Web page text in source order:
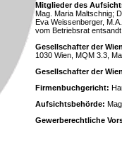
Mitglieder des
Mag. Maria Maltschnig;
Eva Weissenberger,
vom Betriebsrat
Gesellschafter der
1030 Wien, MQM 3.3,
Gesellschafter der
Firmenbuchgericht:
Aufsichtsbehörde:
Gewerberechtliche